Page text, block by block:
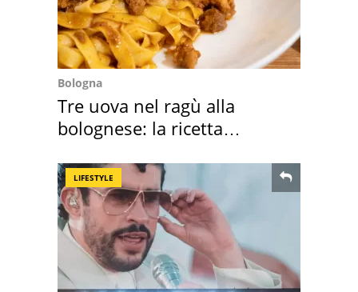
Bologna
Tre uova nel ragù alla
bolognese: la ricetta
LIFESTYLE